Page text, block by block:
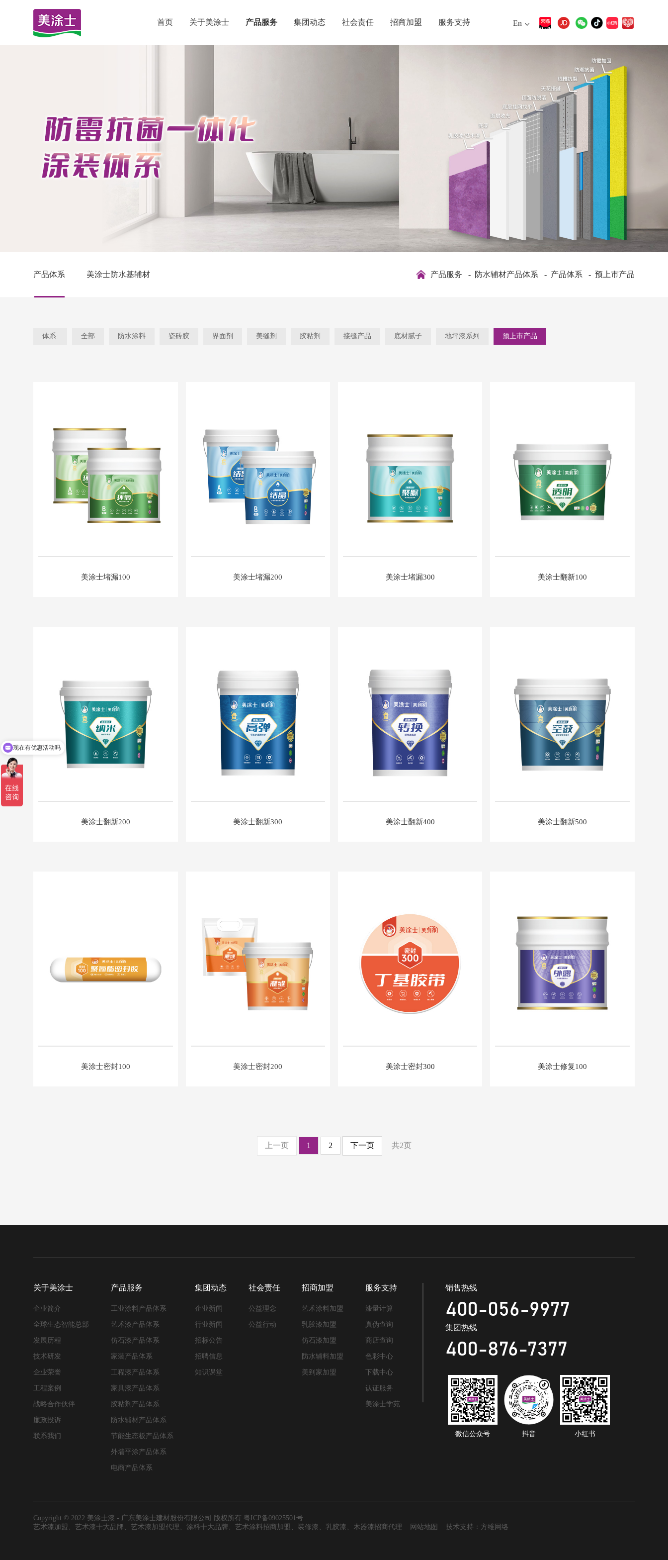
首页 关于美涂士 产品服务 集团动态 社会责任 招商加盟 服务支持 En
产品体系 美涂士防水基辅材 产品服务 - 防水辅材产品体系 - 产品体系 - 预上市产品
体系: 全部 防水涂料 瓷砖胶 界面剂 美缝剂 胶粘剂 接缝产品 底材腻子 地坪漆系列 预上市产品
美涂士堵漏100 美涂士堵漏200 美涂士堵漏300 美涂士翻新100
美涂士翻新200 美涂士翻新300 美涂士翻新400 美涂士翻新500
美涂士密封100 美涂士密封200 美涂士密封300 美涂士修复100
上一页 1 2 下一页 共2页
关于美涂士
企业简介
全球生态智能总部
发展历程
技术研发
企业荣誉
工程案例
战略合作伙伴
廉政投诉
联系我们
产品服务
工业涂料产品体系
艺术漆产品体系
仿石漆产品体系
家装产品体系
工程漆产品体系
家具漆产品体系
胶粘剂产品体系
防水辅材产品体系
节能生态板产品体系
外墙平涂产品体系
电商产品体系
集团动态
企业新闻
行业新闻
招标公告
招聘信息
知识课堂
社会责任
公益理念
公益行动
招商加盟
艺术涂料加盟
乳胶漆加盟
仿石漆加盟
防水辅料加盟
美到家加盟
服务支持
漆量计算
真伪查询
商店查询
色彩中心
下载中心
认证服务
美涂士学苑
销售热线
400-056-9977
集团热线
400-876-7377
微信公众号 抖音 小红书
Copyright © 2022 美涂士漆 - 广东美涂士建材股份有限公司 版权所有 粤ICP备09025501号
艺术漆加盟、艺术漆十大品牌、艺术漆加盟代理、涂料十大品牌、艺术涂料招商加盟、装修漆、乳胶漆、木器漆招商代理
网站地图 技术支持：方维网络
现在有优惠活动吗